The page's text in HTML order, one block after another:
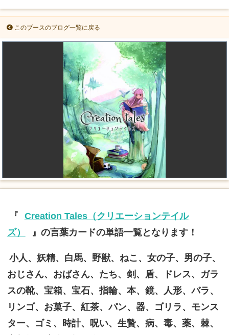
このブースのブログ一覧に戻る
『
Creation Tales（クリエーションテイル
ズ）
』の言葉カードの単語一覧となります！
小人、妖精、白馬、野獣、ねこ、女の子、男の子、
おじさん、おばさん、たち、剣、盾、ドレス、ガラ
スの靴、宝箱、宝石、指輪、本、鏡、人形、バラ、
リンゴ、お菓子、紅茶、パン、器、ゴリラ、モンス
ター、ゴミ、時計、呪い、生贄、病、毒、薬、棘、